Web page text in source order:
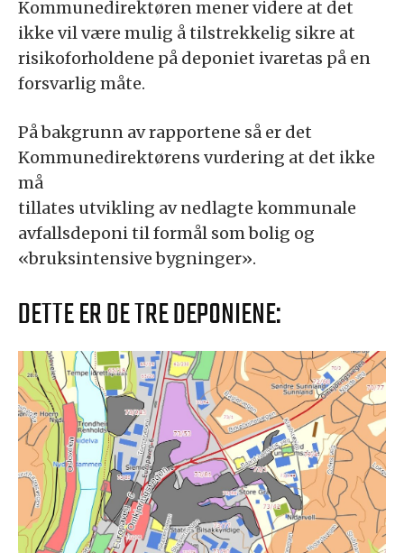
Kommunedirektøren mener videre at det
ikke vil være mulig å tilstrekkelig sikre at
risikoforholdene på deponiet ivaretas på en
forsvarlig måte.
På bakgrunn av rapportene så er det
Kommunedirektørens vurdering at det ikke
må
tillates utvikling av nedlagte kommunale
avfallsdeponi til formål som bolig og
«bruksintensive bygninger».
DETTE ER DE TRE DEPONIENE: